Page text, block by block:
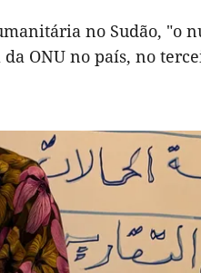
no Sudão, "o
ONU no país, no